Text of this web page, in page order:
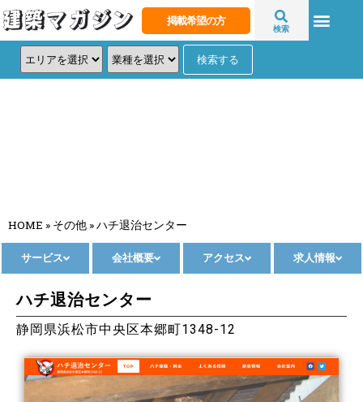
掲載希望の方
検索
HOME » その他 »ハチ退治センター
サービス 会社概要 アクセス 求人情報
ハチ退治センター
静岡県浜松市中央区本郷町1348-12